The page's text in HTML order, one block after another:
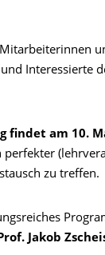
Interessierte
findet am 10.
zu treffen.
Jakob